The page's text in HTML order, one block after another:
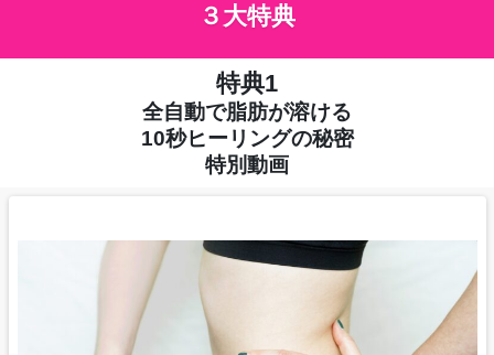
３大特典
特典1
全自動で脂肪が溶ける
10秒ヒーリングの秘密
特別動画